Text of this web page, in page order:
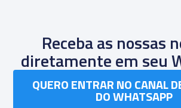
Receba as nossas
diretamente em seu
QUERO ENTRAR NO CANAL
DO WHATSAPP